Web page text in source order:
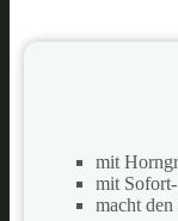
mit
mit
macht